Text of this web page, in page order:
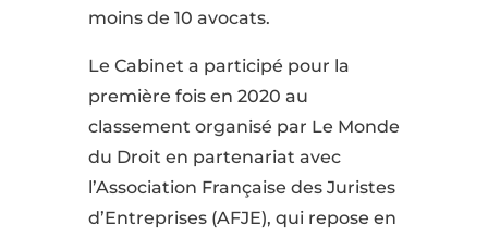
moins de 10 avocats.
Le Cabinet a participé pour la
première fois en 2020 au
classement organisé par Le Monde
du Droit en partenariat avec
l’Association Française des Juristes
d’Entreprises (AFJE), qui repose en